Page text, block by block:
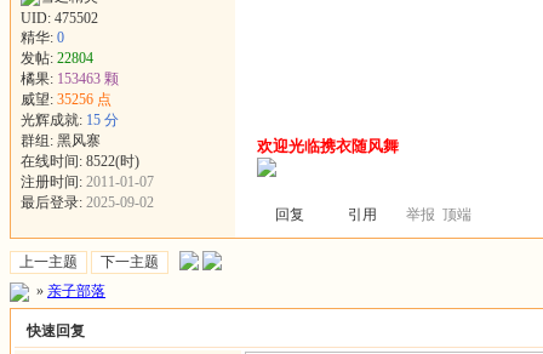
UID: 475502
精华: 0
发帖: 22804
橘果: 153463 颗
威望: 35256 点
光辉成就: 15 分
群组: 黑风寨
在线时间: 8522(时)
注册时间: 2011-01-07
最后登录: 2025-09-02
欢迎光临携衣随风舞
回复 引用 举报 顶端
上一主题
下一主题
» 亲子部落
快速回复